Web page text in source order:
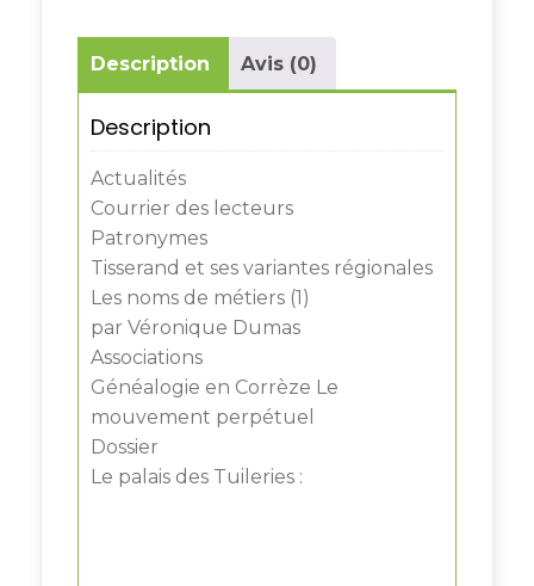
Description Avis (0)
Description
Actualités
Courrier des lecteurs
Patronymes
Tisserand et ses variantes régionales
Les noms de métiers (1)
par Véronique Dumas
Associations
Généalogie en Corrèze Le
mouvement perpétuel
Dossier
Le palais des Tuileries :